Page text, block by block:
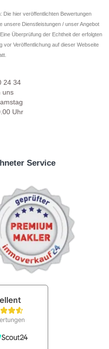
Die hier veröffentlichten Bewertungen
unsere Dienstleistungen / unser Angebot
Überprüfung der Echtheit der erfolgten
vor Veröffentlichung auf dieser Webseite
24 34
uns
Uhr
Service